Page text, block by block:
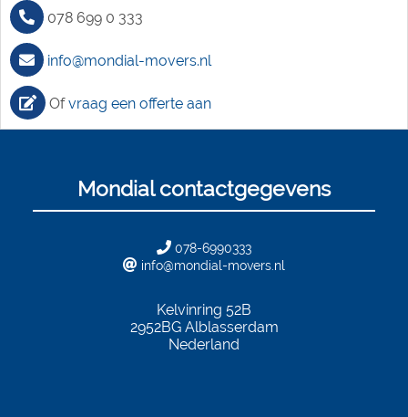
078 699 0 333
info@mondial-movers.nl
Ofvraag een offerte aan
Mondial contactgegevens
078-6990333
info@mondial-movers.nl
Kelvinring 52B
2952BGAlblasserdam
Nederland